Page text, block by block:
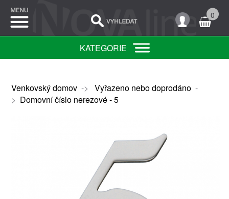
0
KATEGORIE
Venkovský domov-> Vyřazeno nebo doprodáno-
> Domovní číslo nerezové - 5